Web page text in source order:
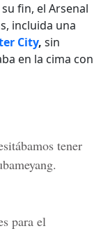
fin, el Arsenal
incluida una
City, sin
en la cima con
tener
para el